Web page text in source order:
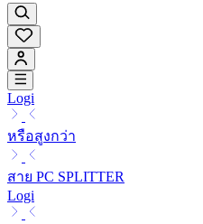
Logi
หรือสูงกว่า
สาย PC SPLITTER
Logi